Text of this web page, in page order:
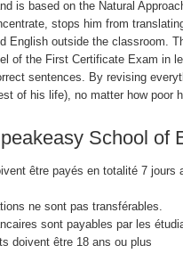
is based on the Natural
stops him from
English outside the classroom.
of the First Certificate Exam in
sentences. By revising
of his life), no matter how poor
School of
être payés en totalité 7
ne sont pas transférables.
sont payables par les
doivent être 18 ans ou plus